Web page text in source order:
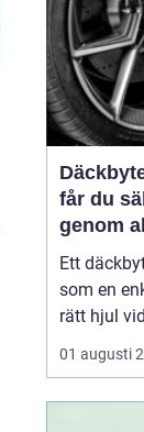
Däckbyte
får du
genom
säsonger
Ett
som en
rätt hjul
är
säkerhet,
01 augusti